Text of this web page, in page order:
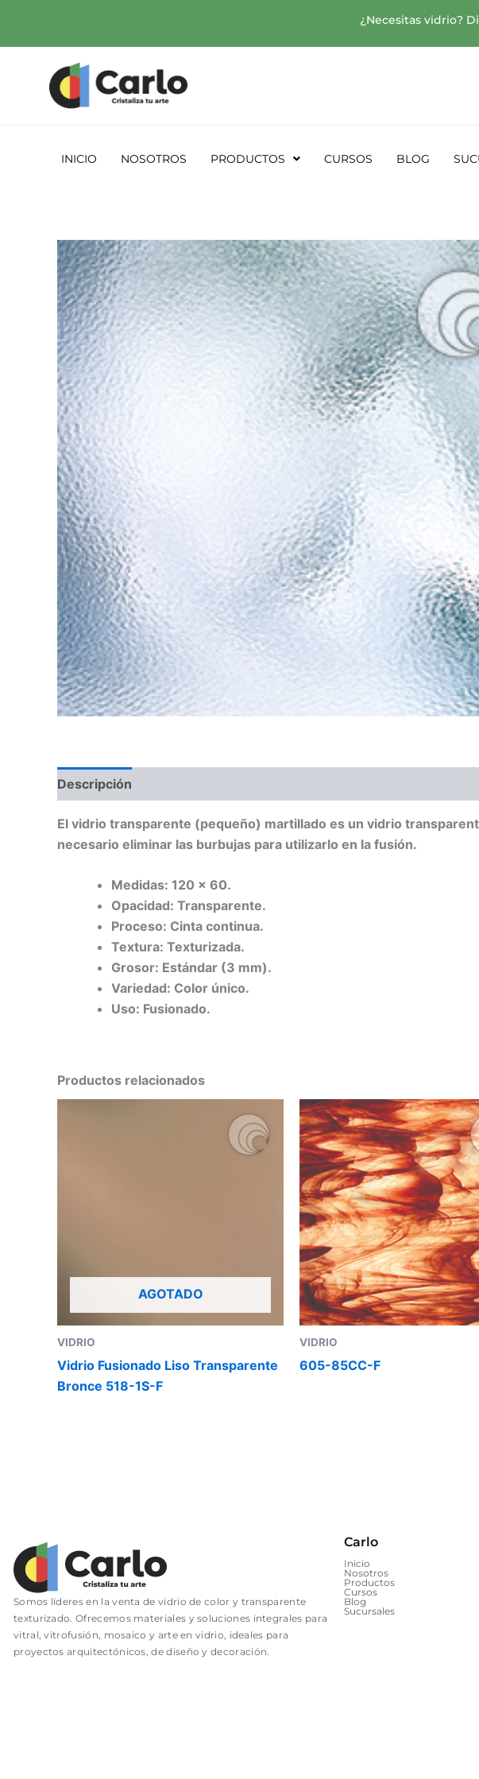
contenido
¿Necesitas vidrio?
INICIO NOSOTROS PRODUCTOS CURSOS BLOG
Descripción
El vidrio transparente (pequeño) martillado es un vidrio
necesario eliminar las burbujas para utilizarlo en la fusión.
Medidas: 120 x 60.
Opacidad: Transparente.
Proceso: Cinta continua.
Textura: Texturizada.
Grosor: Estándar (3 mm).
Variedad: Color único.
Uso: Fusionado.
Productos relacionados
AGOTADO
VIDRIO
Vidrio Fusionado Liso Transparente
Bronce 518-1S-F
VIDRIO
605-85CC-F
Somos líderes en la venta de vidrio de color y transparente
texturizado. Ofrecemos materiales y soluciones integrales para
vitral, vitrofusión, mosaico y arte en vidrio, ideales para
proyectos arquitectónicos, de diseño y decoración.
Carlo
Inicio
Nosotros
Productos
Cursos
Blog
Sucursales